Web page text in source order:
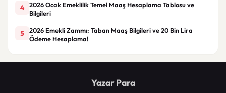
4
2026 Ocak Emeklilik Temel Maaş Hesaplama Tablosu ve
Bilgileri
5
2026 Emekli Zammı: Taban Maaş Bilgileri ve 20 Bin Lira
Ödeme Hesaplama!
Yazar Para